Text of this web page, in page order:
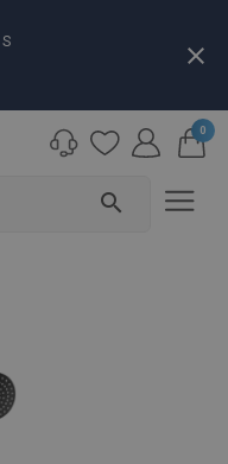
S close
search
0